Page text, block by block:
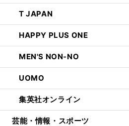
T JAPAN
HAPPY PLUS ONE
MEN'S NON-NO
UOMO
集英社オンライン
芸能・情報・スポーツ